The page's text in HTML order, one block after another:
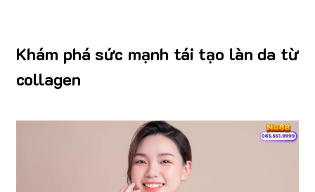
Khám phá sức mạnh tái tạo làn da từ
collagen